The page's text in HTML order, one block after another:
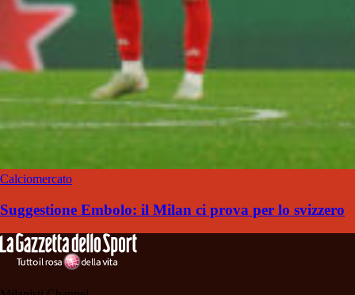
Calciomercato
Suggestione Embolo: il Milan ci prova per lo svizzero